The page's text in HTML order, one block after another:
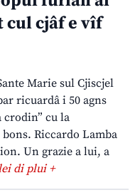
cul cjâf e vîf
Marie sul Cjiscjel
ricuardâ i 50 agns
crodin” cu la
Riccardo Lamba
Un grazie a lui, a
di plui +